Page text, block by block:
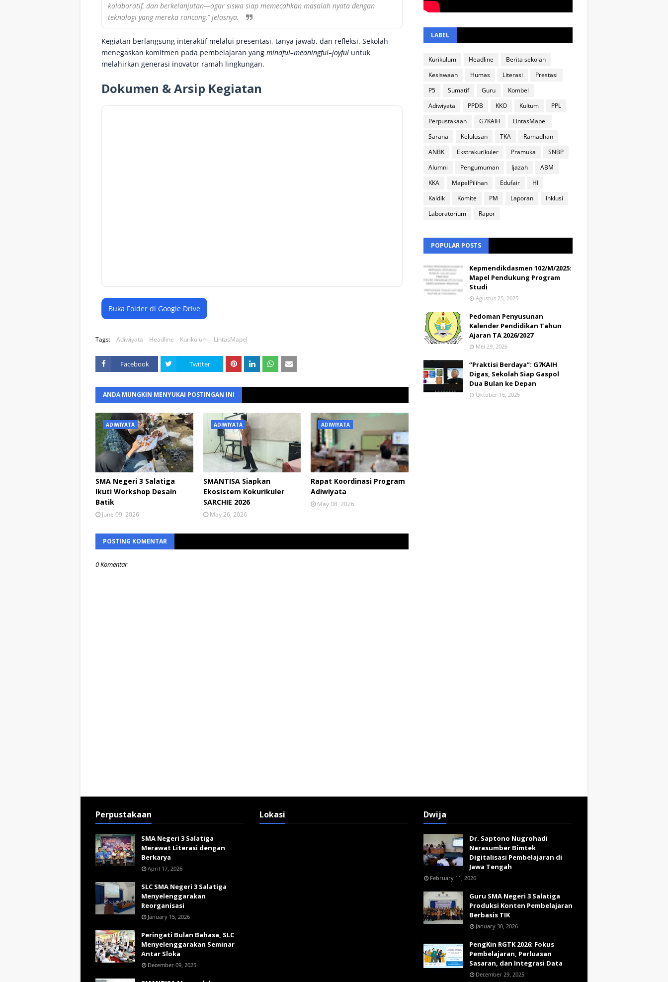
kolaboratif, dan berkelanjutan—agar siswa siap memecahkan masalah nyata dengan
teknologi yang mereka rancang,” jelasnya.
Kegiatan berlangsung interaktif melalui presentasi, tanya jawab, dan refleksi. Sekolah
menegaskan komitmen pada pembelajaran yang mindful–meaningful–joyful untuk
melahirkan generasi inovator ramah lingkungan.
Dokumen & Arsip Kegiatan
Buka Folder di Google Drive
Tags: Adiwiyata Headline Kurikulum LintasMapel
Facebook Twitter
ANDA MUNGKIN MENYUKAI POSTINGAN INI
ADIWIYATA
SMA Negeri 3 Salatiga
Ikuti Workshop Desain
Batik
June 09, 2026
ADIWIYATA
SMANTISA Siapkan
Ekosistem Kokurikuler
SARCHIE 2026
May 26, 2026
ADIWIYATA
Rapat Koordinasi Program
Adiwiyata
May 08, 2026
POSTING KOMENTAR
0 Komentar
LABEL
Kurikulum Headline
Berita sekolah
Kesiswaan
Humas Literasi
Prestasi
P5
Sumatif Guru
Kombel
Adiwiyata
PPDB KKO Kultum
PPL
Perpustakaan
G7KAIH
LintasMapel
Sarana
Kelulusan TKA
Ramadhan
ANBK
Ekstrakurikuler Pramuka
SNBP
Alumni
Pengumuman Ijazah
ABM
KKA
MapelPilihan Edufair
HI
Kaldik
Komite PM Laporan
Inklusi
Laboratorium
Rapor
POPULAR POSTS
Kepmendikdasmen 102/M/2025:
Mapel Pendukung Program
Studi
Agustus 25, 2025
Pedoman Penyusunan
Kalender Pendidikan Tahun
Ajaran TA 2026/2027
Mei 29, 2026
“Praktisi Berdaya”: G7KAIH
Digas, Sekolah Siap Gaspol
Dua Bulan ke Depan
Oktober 16, 2025
Perpustakaan
SMA Negeri 3 Salatiga
Merawat Literasi dengan
Berkarya
April 17, 2026
SLC SMA Negeri 3 Salatiga
Menyelenggarakan
Reorganisasi
January 15, 2026
Peringati Bulan Bahasa, SLC
Menyelenggarakan Seminar
Antar Sloka
December 09, 2025
Lokasi Dwija
Dr. Saptono Nugrohadi
Narasumber Bimtek
Digitalisasi Pembelajaran di
Jawa Tengah
February 11, 2026
Guru SMA Negeri 3 Salatiga
Produksi Konten Pembelajaran
Berbasis TIK
January 30, 2026
PengKin RGTK 2026: Fokus
Pembelajaran, Perluasan
Sasaran, dan Integrasi Data
December 29, 2025